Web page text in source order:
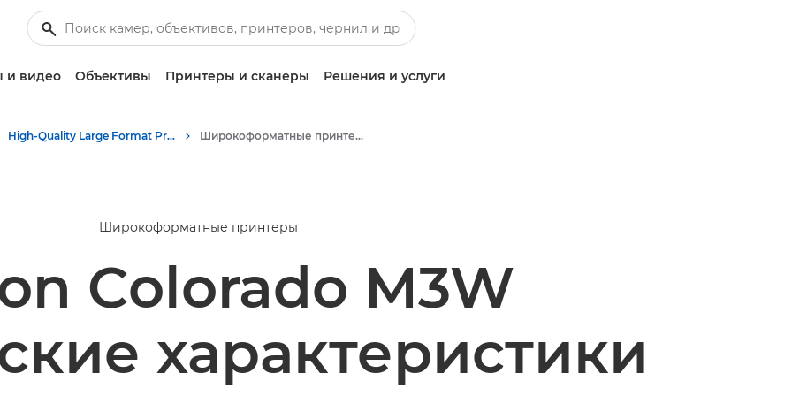
и видео Объективы Принтеры и сканеры Решения и услуги
High-Quality Large Format Printers for CAD/GIS and Stunning Graphics Широкоформатные принтеры Colorado M-Series: точность и скорость
Широкоформатные принтеры
Colorado M3W
характеристики